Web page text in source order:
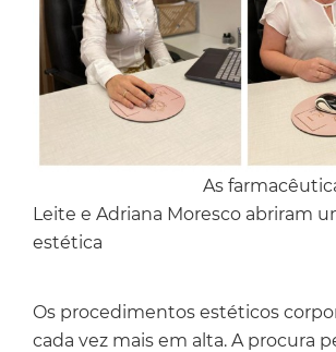
As farmacêuticas
Leite e Adriana Moresco abriram
estética
Os procedimentos estéticos
cada vez mais em alta. A procura